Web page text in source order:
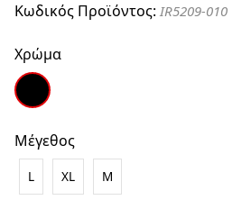
Κωδικός Προϊόντος: IR5209-010
Χρώμα
Μέγεθος
L XL M